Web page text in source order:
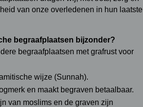
van onze overledenen in hun laatste
begraafplaatsen bijzonder?
begraafplaatsen met grafrust voor
wijze (Sunnah).
en maakt begraven betaalbaar.
van moslims en de graven zijn